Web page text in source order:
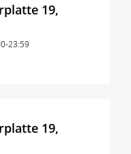
19,
23:59
19,